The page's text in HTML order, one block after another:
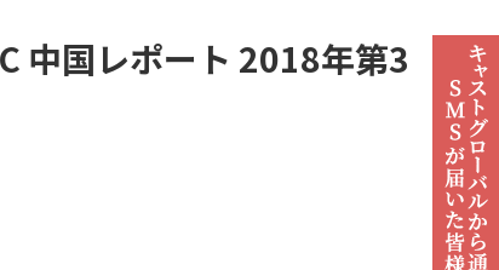
中国レポート 2018年第3